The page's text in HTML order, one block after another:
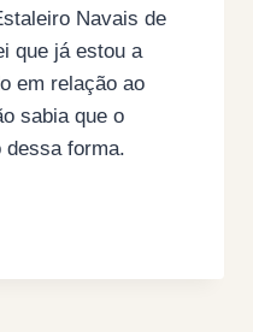
Navais de
que já estou a
em relação ao
sabia que o
dessa forma.